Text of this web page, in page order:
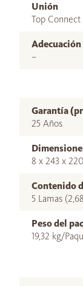
Unión
Top Connect
Adecuación
–
Garantía
25 Años
8 x 243 x
Contenido
5 Lamas
Peso del
19,32 kg/